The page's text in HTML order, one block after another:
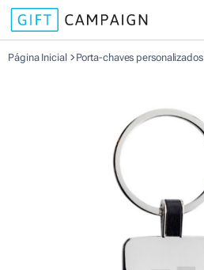
Página Inicial Porta-chaves personalizados